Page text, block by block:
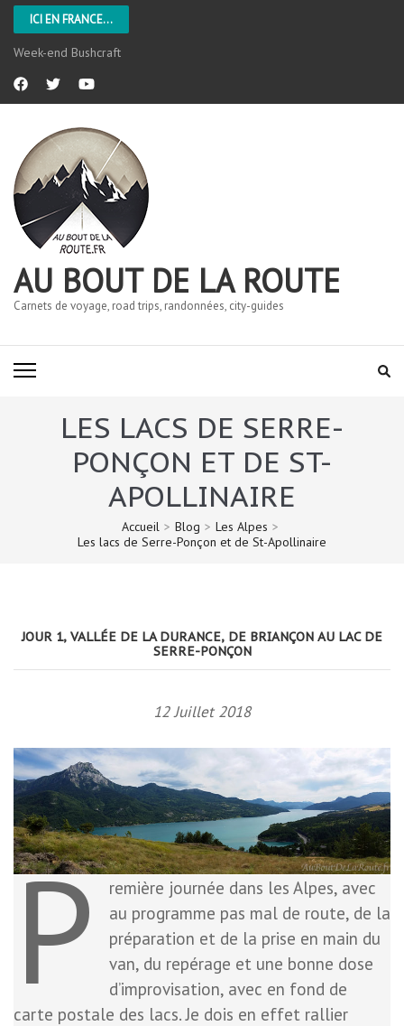
ICI EN FRANCE...
L’Aveyron
AU BOUT DE LA ROUTE
Carnets de voyage, road trips, randonnées, city-guides
LES LACS DE SERRE-
PONÇON ET DE ST-
APOLLINAIRE
Accueil > Blog > Les Alpes >
Les lacs de Serre-Ponçon et de St-Apollinaire
JOUR 1, VALLÉE DE LA DURANCE, DE BRIANÇON AU LAC DE
SERRE-PONÇON
12 Juillet 2018
P
remière journée dans les Alpes, avec
au programme pas mal de route, de la
préparation et de la prise en main du
van, du repérage et une bonne dose
d’improvisation, avec en fond de
carte postale des lacs. Je dois en effet rallier